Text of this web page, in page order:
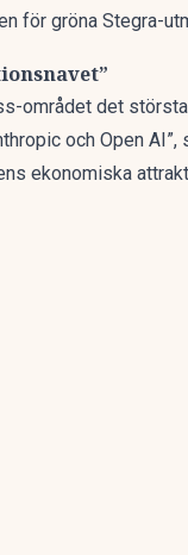
för gröna Stegra-
området det
och Open AI”,
ekonomiska